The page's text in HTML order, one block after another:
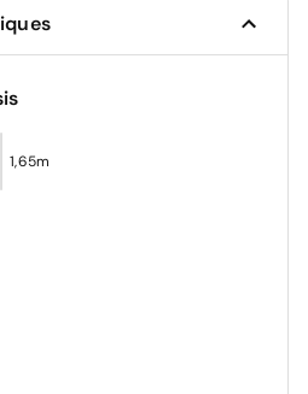
1,65m